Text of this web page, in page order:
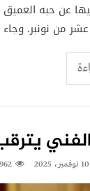
عن حبه
من نونبر. وجاء
10 نوفمبر، 2025 962